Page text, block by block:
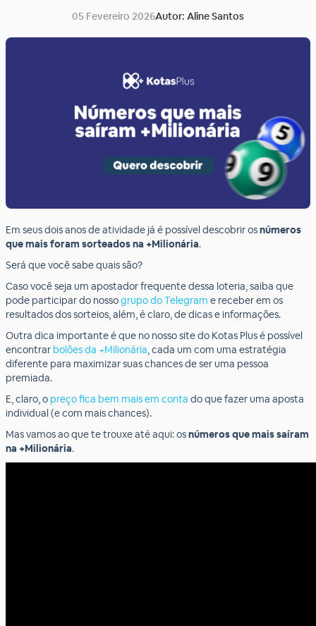
05 Fevereiro 2026Autor: Aline Santos
Em seus dois anos de atividade já é possível descobrir osnúmeros
que mais foram sorteados na +Milionária.
Será que você sabe quais são?
Caso você seja um apostador frequente dessa loteria, saiba que
pode participar do nossogrupo do Telegram e receber em os
resultados dos sorteios, além, é claro, de dicas e informações.
Outra dica importante é que no nosso site do Kotas Plus é possível
encontrar bolões da +Milionária, cada um com uma estratégia
diferente para maximizar suas chances de ser uma pessoa
premiada.
E, claro, o preço fica bem mais em conta do que fazer uma aposta
individual (e com mais chances).
Mas vamos ao que te trouxe até aqui: osnúmeros que mais saíram
na +Milionária.